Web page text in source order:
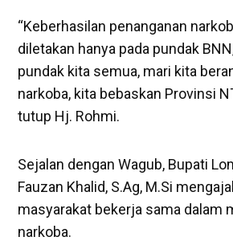
“Keberhasilan penanganan
diletakan hanya pada pundak
pundak kita semua, mari kita
narkoba, kita bebaskan Provinsi
tutup Hj. Rohmi.
Sejalan dengan Wagub, Bupati
Fauzan Khalid, S.Ag, M.Si
masyarakat bekerja sama dalam
narkoba.